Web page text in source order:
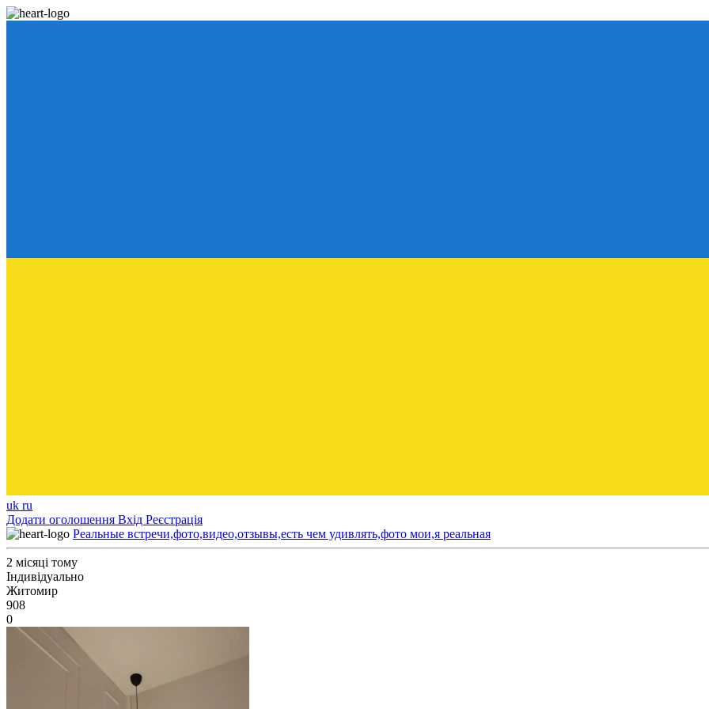
uk ru
Додати оголошення Вхід Реєстрація
Реальные встречи,фото,видео,отзывы,есть чем удивлять,фото мои,я реальная
2 місяці тому
Індивідуально
Житомир
908
0